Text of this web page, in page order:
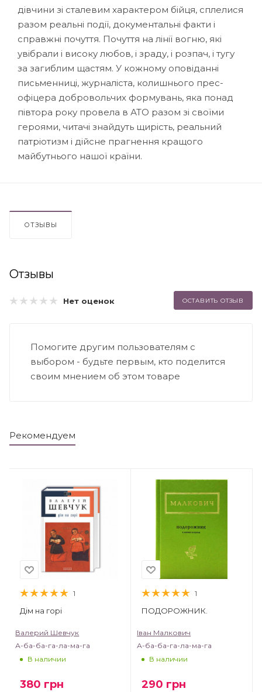
дівчини зі сталевим характером бійця, сплелися
разом реальні події, документальні факти і
справжні почуття. Почуття на лінії вогню, які
увібрали і високу любов, і зраду, і розпач, і тугу
за загиблим щастям. У кожному оповіданні
письменниці, журналіста, колишнього прес-
офіцера добровольчих формувань, яка понад
півтора року провела в АТО разом зі своїми
героями, читачі знайдуть щирість, реальний
патріотизм і дійсне прагнення кращого
майбутнього нашої країни.
ОТЗЫВЫ
Отзывы
Нет оценок ОСТАВИТЬ ОТЗЫВ
Помогите другим пользователям с
выбором - будьте первым, кто поделится
своим мнением об этом товаре
Рекомендуем
1
Дім на горі
Валерий Шевчук
А-ба-ба-га-ла-ма-га
В наличии
380 грн
1
ПОДОРОЖНИК.
Іван Малкович
А-ба-ба-га-ла-ма-га
В наличии
290 грн